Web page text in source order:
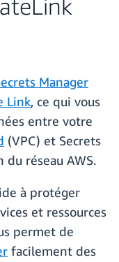
Manager
Link, ce qui vous
entre votre
(VPC) et Secrets
réseau AWS.
à protéger
et ressources
permet de
facilement des